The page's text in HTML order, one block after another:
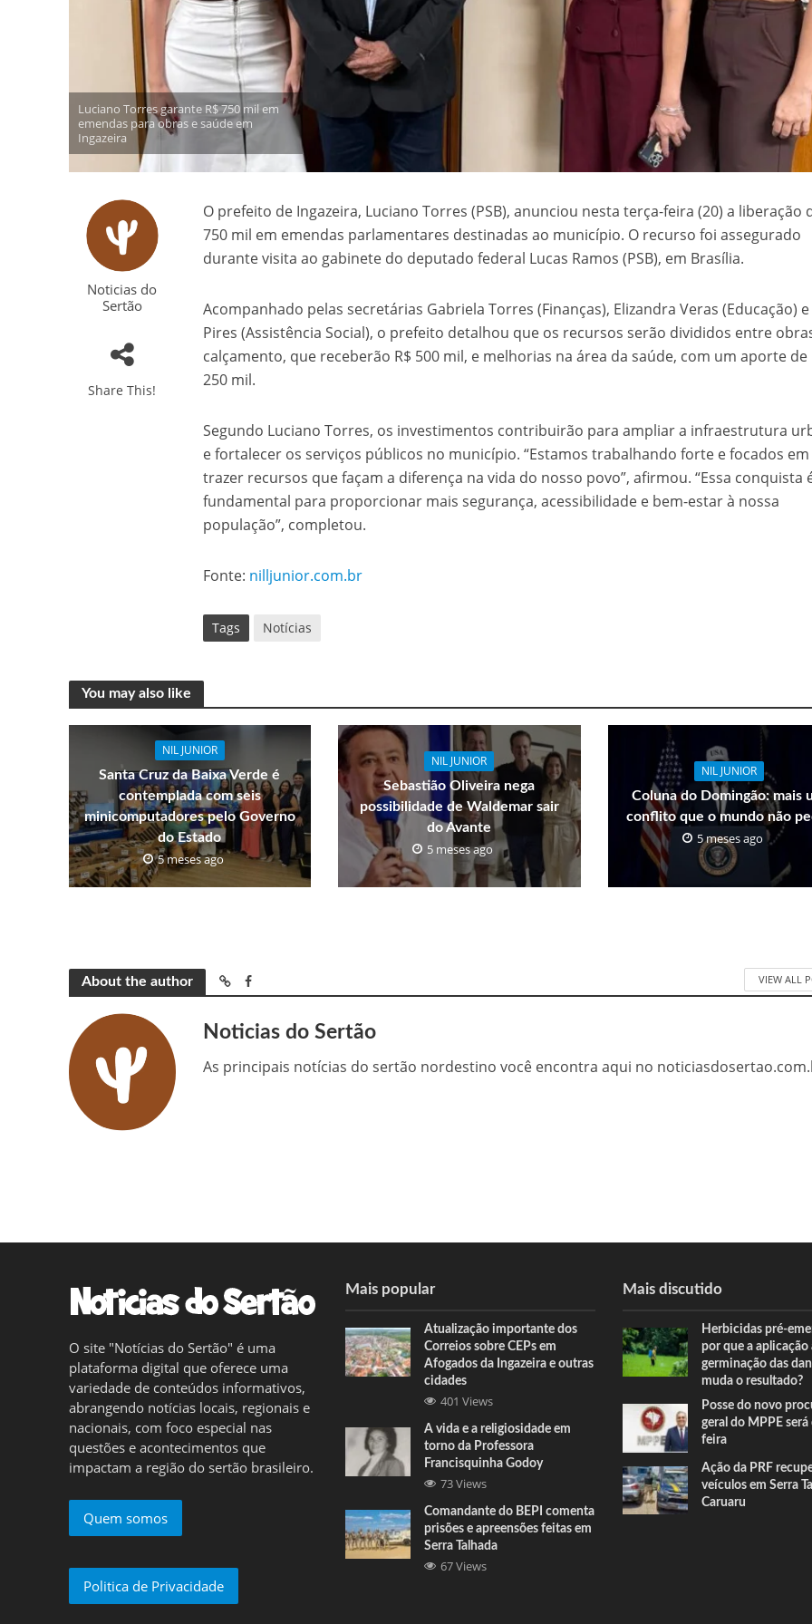
Luciano Torres garante R$ 750 mil em
emendas para obras e saúde em
Ingazeira
Noticias do
Sertão
Share This!
O prefeito de Ingazeira, Luciano Torres (PSB), anunciou nesta terça-feira (20) a liberação
750 mil em emendas parlamentares destinadas ao município. O recurso foi assegurado
durante visita ao gabinete do deputado federal Lucas Ramos (PSB), em Brasília.
Acompanhado pelas secretárias Gabriela Torres (Finanças), Elizandra Veras (Educação)
Pires (Assistência Social), o prefeito detalhou que os recursos serão divididos entre
calçamento, que receberão R$ 500 mil, e melhorias na área da saúde, com um aporte de
250 mil.
Segundo Luciano Torres, os investimentos contribuirão para ampliar a infraestrutura
e fortalecer os serviços públicos no município. “Estamos trabalhando forte e focados em
trazer recursos que façam a diferença na vida do nosso povo”, afirmou. “Essa conquista
fundamental para proporcionar mais segurança, acessibilidade e bem-estar à nossa
população”, completou.
Fonte: nilljunior.com.br
Tags Notícias
You may also like
NIL JUNIOR
Santa Cruz da Baixa Verde é
contemplada com seis
minicomputadores pelo Governo
do Estado
5 meses ago
NIL JUNIOR
Sebastião Oliveira nega
possibilidade de Waldemar sair
do Avante
5 meses ago
NIL JUNIOR
Coluna do Domingão: mais
conflito que o mundo não
5 meses ago
About the author VIEW ALL
Noticias do Sertão
As principais notícias do sertão nordestino você encontra aqui no
O site "Notícias do Sertão" é uma
plataforma digital que oferece uma
variedade de conteúdos informativos,
abrangendo notícias locais, regionais e
nacionais, com foco especial nas
questões e acontecimentos que
impactam a região do sertão brasileiro.
Quem somos
Politica de Privacidade
Mais popular
Atualização importante dos
Correios sobre CEPs em
Afogados da Ingazeira e outras
cidades
401 Views
A vida e a religiosidade em
torno da Professora
Francisquinha Godoy
73 Views
Comandante do BEPI comenta
prisões e apreensões feitas em
Serra Talhada
67 Views
Mais discutido
Herbicidas pré-
por que a aplicação
germinação das
muda o resultado?
Posse do novo
geral do MPPE
feira
Ação da PRF
veículos em Serra
Caruaru